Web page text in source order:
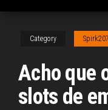
Category
Acho que
slots de